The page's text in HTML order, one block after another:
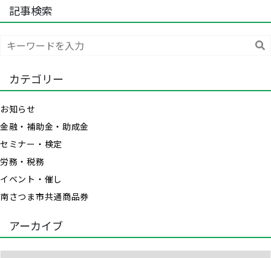
記事検索
カテゴリー
お知らせ
金融・補助金・助成金
セミナー・検定
労務・税務
イベント・催し
南さつま市共通商品券
アーカイブ